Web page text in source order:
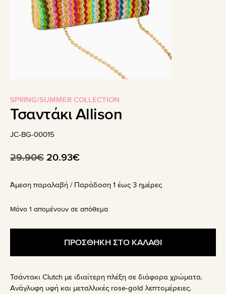
SPRING/SUMMER COLLECTION
Τσαντάκι Allison
JC-BG-00015
29.90€ Original
was:
20.93€Η
τιμή
Άμεση παραλαβή / Παράδoση 1 έως 3 ημέρες
Μόνο 1 απομένουν σε απόθεμα
ΠΡΟΣΘΗΚΗ ΣΤΟ ΚΑΛΑΘΙ
Τσάντακι Clutch με ιδιαίτερη πλέξη σε διάφορα χρώματα.
Ανάγλυφη υφή και μεταλλικές rose-gold λεπτομέρειες.